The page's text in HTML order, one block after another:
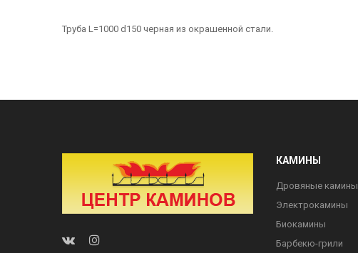
Труба L=1000 d150 черная из окрашенной стали.
КАМИНЫ
Дровяные камины
Электрокамины
Биокамины
Барбекю-грили